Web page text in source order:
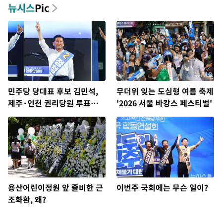
뉴시스Pic
민주당 당대표 후보 김민석,
제주·인천 권리당원 투표서
정청래에 승리
무더위 잊는 도심형 여름 축제
'2026 서울 바캉스 페스티벌'
용산어린이정원 앞 즐비한 근
조화환, 왜?
이번주 국회에는 무슨 일이?